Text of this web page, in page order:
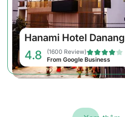
Hanami Hotel Danang
4.8
(1600 Review)
From Google Business